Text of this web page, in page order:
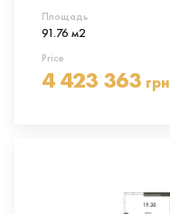
Площадь
91.76 м2
Price
4 423 363 грн